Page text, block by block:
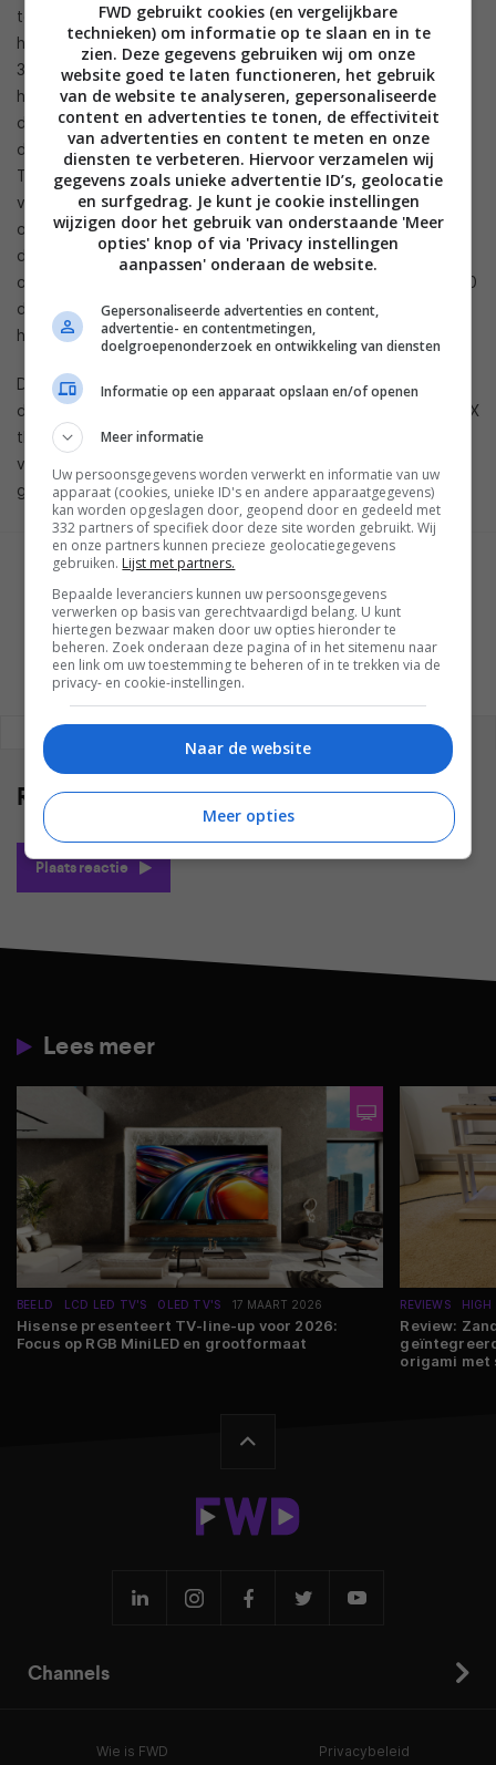
te zien zijn beschikbaar stelt voor diegenen die geld genoeg
hebben. Voor een bedrag van 500 dollar per film en een
35.000 dollar kostende server krijg je de nieuwste films via
het internet naar je home cinema gestreamd. IMAX maakt
deze week bekend een groot belang te nemen in PRIMA en
de dienst aan te gaan bieden binnen het IMAX Private
Theatre concept. Ook wordt de PRIMA server mogelijk
vervangen met een server die IMAX-technologie
ondersteunt, en worden binnenkort mogelijk ook IMAX-films
die de dienst beschikbaar gesteld. Als je al 1 miljoen dollar
over hebt voor een home cinema systeem dan heb je die 500
dollar per film er ook wel voor over zullen ze gedacht
hebben.
Dat is echter net het enige nieuws want IMAX laat ook weten
dat het bedrijf werkt aan een goedkopere versie van de IMAX
thuisbioscoop-ervaring. Wat we onder goedkoper mogen
verstaan is niet duidelijk maar de kans is klein dat het voor de
gemiddelde consument betaalbaar zal zijn.
GESCHREVEN DOOR
MARTIJN CHEL
Reacties(0)
Plaats reactie
Lees meer
BEELD LCD LED TV'S OLED TV'S 17 MAART 2026
Hisense presenteert TV-line-up voor 2026:
Focus op RGB MiniLED en grootformaat
REVIEWS HIGH
Review:
Channels
Wie is FWD Privacybeleid
FWD gebruikt cookies (en vergelijkbare
technieken) om informatie op te slaan en in te
zien. Deze gegevens gebruiken wij om onze
website goed te laten functioneren, het gebruik
van de website te analyseren, gepersonaliseerde
content en advertenties te tonen, de effectiviteit
van advertenties en content te meten en onze
diensten te verbeteren. Hiervoor verzamelen wij
gegevens zoals unieke advertentie ID’s, geolocatie
en surfgedrag. Je kunt je cookie instellingen
wijzigen door het gebruik van onderstaande 'Meer
opties' knop of via 'Privacy instellingen
aanpassen' onderaan de website.
Gepersonaliseerde advertenties en content,
advertentie- en contentmetingen,
doelgroepenonderzoek en ontwikkeling van diensten
Informatie op een apparaat opslaan en/of openen
Meer informatie
Uw persoonsgegevens worden verwerkt en informatie van uw
apparaat (cookies, unieke ID's en andere apparaatgegevens)
kan worden opgeslagen door, geopend door en gedeeld met
332 partners of specifiek door deze site worden gebruikt. Wij
en onze partners kunnen precieze geolocatiegegevens
gebruiken. Lijst met partners.
Bepaalde leveranciers kunnen uw persoonsgegevens
verwerken op basis van gerechtvaardigd belang. U kunt
hiertegen bezwaar maken door uw opties hieronder te
beheren. Zoek onderaan deze pagina of in het sitemenu naar
een link om uw toestemming te beheren of in te trekken via de
privacy- en cookie-instellingen.
Naar de website
Meer opties